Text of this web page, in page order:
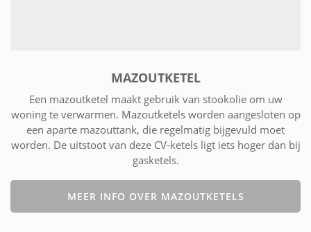
MAZOUTKETEL
Een mazoutketel maakt gebruik van stookolie om uw
woning te verwarmen. Mazoutketels worden aangesloten op
een aparte mazouttank, die regelmatig bijgevuld moet
worden. De uitstoot van deze CV-ketels ligt iets hoger dan bij
gasketels.
MEER INFO OVER MAZOUTKETELS